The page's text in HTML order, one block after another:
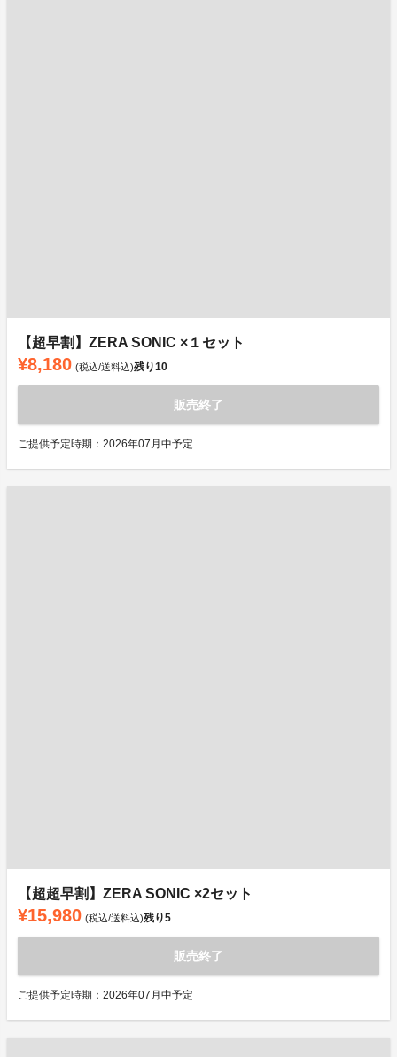
【超早割】ZERA SONIC ×１セット
¥8,180 (税込/送料込)残り10
販売終了
ご提供予定時期：2026年07月中予定
【超超早割】ZERA SONIC ×2セット
¥15,980 (税込/送料込)残り5
販売終了
ご提供予定時期：2026年07月中予定